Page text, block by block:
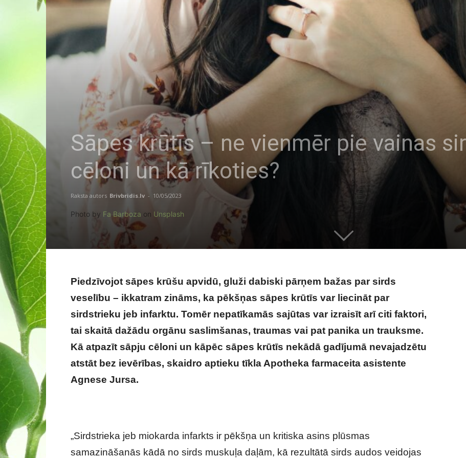
Sāpes krūtīs – ne vienmēr pie vainas
cēloni un kā rīkoties?
Raksta autors Brivbridis.lv - 10/05/2023
Photo by Fa Barboza on Unsplash
Piedzīvojot sāpes krūšu apvidū, gluži dabiski pārņem bažas par sirds
veselību – ikkatram zināms, ka pēkšņas sāpes krūtīs var liecināt par
sirdstrieku jeb infarktu. Tomēr nepatīkamās sajūtas var izraisīt arī citi faktori,
tai skaitā dažādu orgānu saslimšanas, traumas vai pat panika un trauksme.
Kā atpazīt sāpju cēloni un kāpēc sāpes krūtīs nekādā gadījumā nevajadzētu
atstāt bez ievērības, skaidro aptieku tīkla Apotheka farmaceita asistente
Agnese Jursa.
„Sirdstrieka jeb miokarda infarkts ir pēkšņa un kritiska asins plūsmas
samazināšanās kādā no sirds muskuļa daļām, kā rezultātā sirds audos veidojas